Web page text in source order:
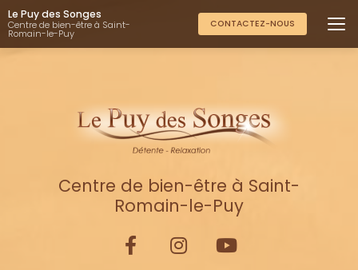
Aller
au
contenu
principal
Le Puy des Songes
Centre de bien-être à Saint-
Romain-le-Puy
CONTACTEZ-NOUS
Centre de bien-être à Saint-
Romain-le-Puy